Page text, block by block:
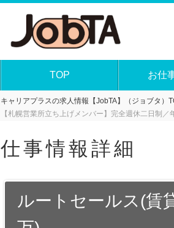
TOP お仕
キャリアプラスの求人情報【JobTA】（ジョブタ）
【札幌営業所立ち上げメンバー】完全週休二日制
仕事情報詳細
ルートセールス(賃